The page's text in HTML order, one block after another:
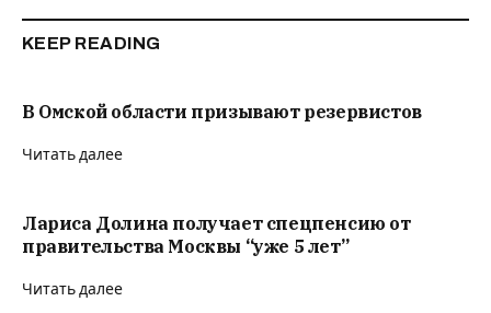
KEEP READING
В Омской области призывают резервистов
Читать далее
Лариса Долина получает спецпенсию от
правительства Москвы “уже 5 лет”
Читать далее